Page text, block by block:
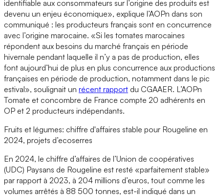
identifiable aux consommateurs sur l’origine des produits est
devenu un enjeu économique», explique l’AOPn dans son
communiqué : les producteurs français sont en concurrence
avec l’origine marocaine. «Si les tomates marocaines
répondent aux besoins du marché français en période
hivernale pendant laquelle il n’y a pas de production, elles
font aujourd’hui de plus en plus concurrence aux productions
françaises en période de production, notamment dans le pic
estival», soulignait un récent rapport du CGAAER. L’AOPn
Tomate et concombre de France compte 20 adhérents en
OP et 2 producteurs indépendants.
Fruits et légumes: chiffre d'affaires stable pour Rougeline en
2024, projets d’ecoserres
En 2024, le chiffre d’affaires de l’Union de coopératives
(UDC) Paysans de Rougeline est resté «parfaitement stable»
par rapport à 2023, à 204 millions d’euros, tout comme les
volumes arrêtés à 88 500 tonnes, est-il indiqué dans un